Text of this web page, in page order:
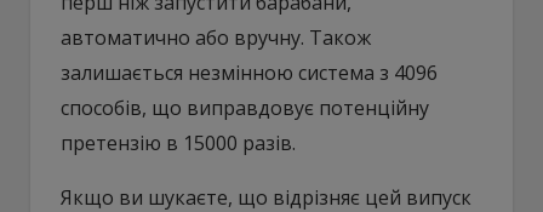
автоматично або вручну. Також
залишається незмінною система з 4096
способів, що виправдовує потенційну
претензію в 15000 разів.
Якщо ви шукаєте, що відрізняє цей випуск